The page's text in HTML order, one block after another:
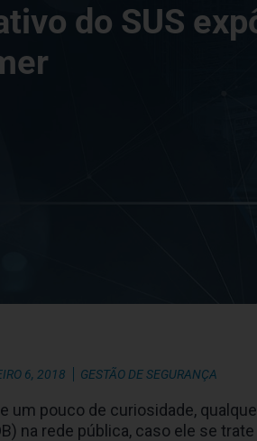
do SUS
6, 2018 GESTÃO DE SEGURANÇA
um pouco de curiosidade,
na rede pública, caso ele se